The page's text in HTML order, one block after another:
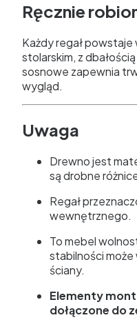
Ręcznie
Każdy regał powstaje
stolarskim, z
sosnowe zapewnia
wygląd.
Uwaga
Drewno jest
są drobne
Regał
wewnętrznego.
To mebel
stabilności
ściany.
Elementy
dołączone do